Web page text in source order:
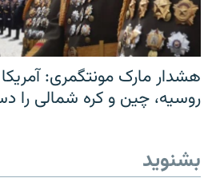
هشدار مارک مونتگمری: آمریکا
روسیه، چین و کره شمالی
بشنوید